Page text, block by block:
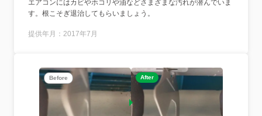
エアコンにはカビやホコリや油などさまざまな汚れが潜んでいま
す。根こそぎ退治してもらいましょう。
提供年月：2017年7月
Before After